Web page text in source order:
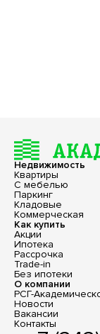
Недвижимость
Квартиры
С мебелью
Паркинг
Кладовые
Коммерческая
Как купить
Акции
Ипотека
Рассрочка
Trade-in
Без ипотеки
О компании
РСГ-
Новости
Вакансии
Контакты